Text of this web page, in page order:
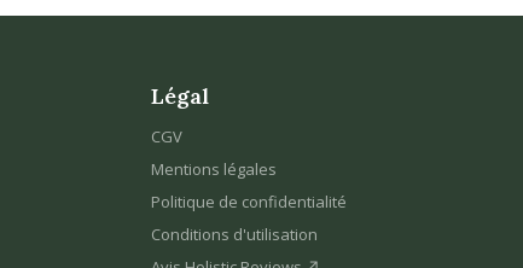
Légal
CGV
Mentions légales
Politique de confidentialité
Conditions d'utilisation